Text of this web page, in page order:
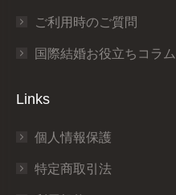
ご利用時のご質問
国際結婚お役立ちコラム
Links
個人情報保護
特定商取引法